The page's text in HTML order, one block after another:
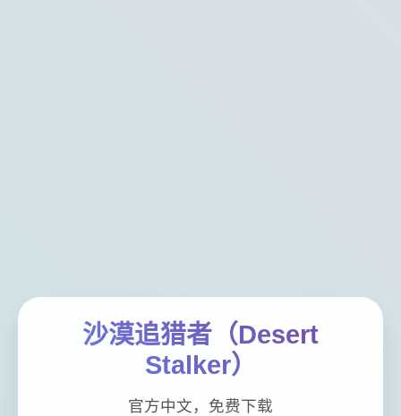
沙漠追猎者（Desert
Stalker）
官方中文，免费下载